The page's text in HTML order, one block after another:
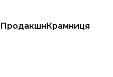
ПродакшнКрамниця